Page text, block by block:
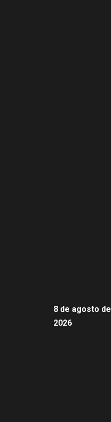
8 de agosto de
2026